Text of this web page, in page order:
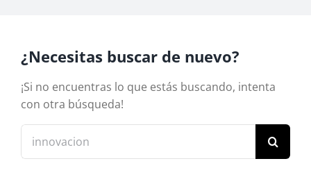
¿Necesitas buscar de nuevo?
¡Si no encuentras lo que estás buscando, intenta
con otra búsqueda!
Buscar: